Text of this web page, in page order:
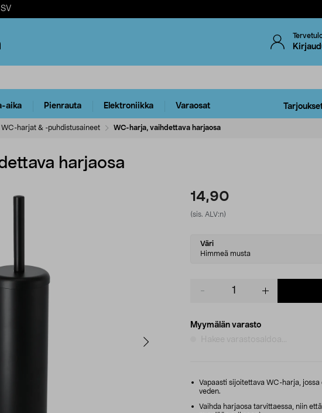
SV
aika Pienrauta Elektroniikka Varaosat
WC-harjat & -puhdistusaineet WC-harja, vaihdettava harjaosa
harjaosa
14,90
(sis. ALV:n)
Select
variant
Väri
Himmeä musta
Myymälän varasto
Hakee varastosaldoa...
Vapaasti sijoitettava WC-harja,
veden.
Vaihda harjaosa tarvittaessa, niin